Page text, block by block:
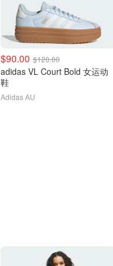
$90.00 $120.00
adidas VL Court Bold 女运动
鞋
Adidas AU